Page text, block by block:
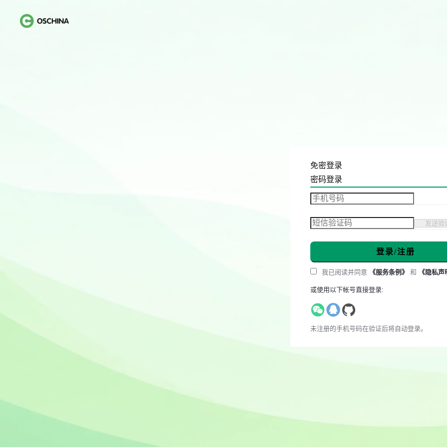
免密登录
密码登录
发送验
登录/注册
我已阅读并同意 《服务条例》 和 《隐私声
或使用以下帐号直接登录:
未注册的手机号码在验证后将自动登录。